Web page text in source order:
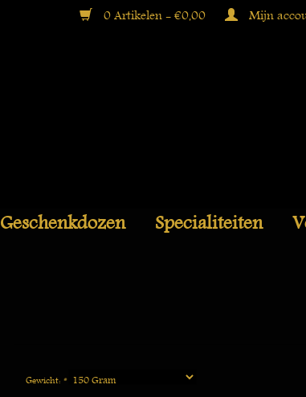
0 Artikelen - €0,00 Mijn
Geschenkdozen Specialiteiten
Gewicht:*